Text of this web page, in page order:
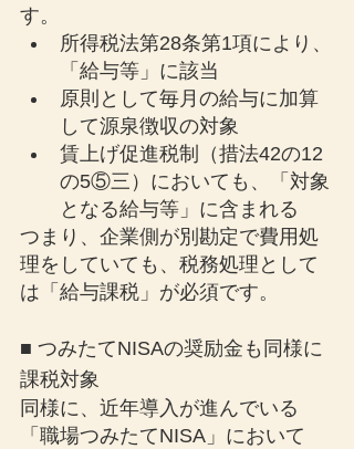
す。
所得税法第28条第1項により、
「給与等」に該当
原則として毎月の給与に加算
して源泉徴収の対象
賃上げ促進税制（措法42の12
の5⑤三）においても、「対象
となる給与等」に含まれる
つまり、企業側が別勘定で費用処
理をしていても、税務処理として
は「給与課税」が必須です。
■ つみたてNISAの奨励金も同様に
課税対象
同様に、近年導入が進んでいる
「職場つみたてNISA」において